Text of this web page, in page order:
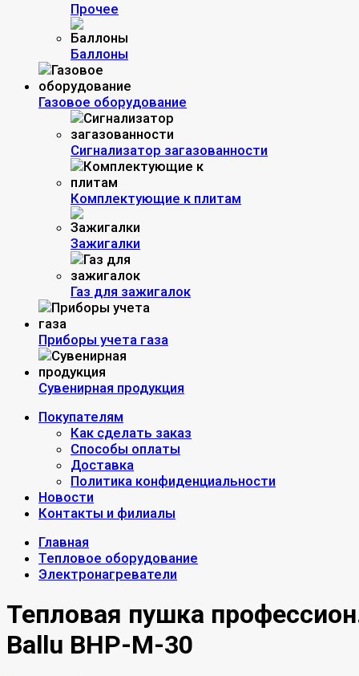
Прочее
Баллоны
Газовое оборудование
Сигнализатор загазованности
Комплектующие к плитам
Зажигалки
Газ для зажигалок
Приборы учета газа
Сувенирная продукция
Покупателям
Как сделать заказ
Способы оплаты
Доставка
Политика конфиденциальности
Новости
Контакты и филиалы
Главная
Тепловое оборудование
Электронагреватели
Тепловая пушка
Ballu BHP-M-30